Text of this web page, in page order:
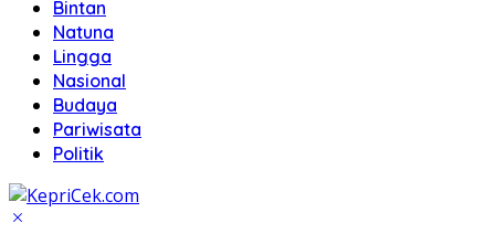
Bintan
Natuna
Lingga
Nasional
Budaya
Pariwisata
Politik